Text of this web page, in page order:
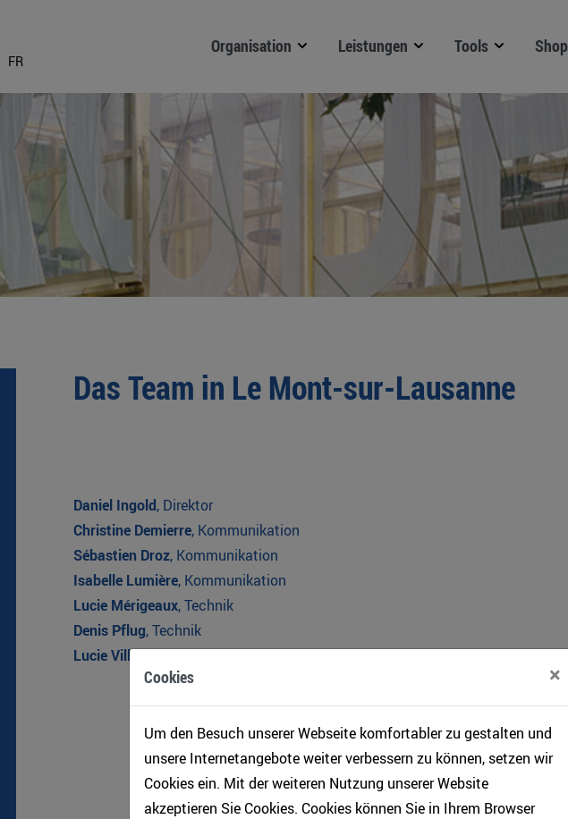
Cookies ×
Um den Besuch unserer Webseite komfortabler zu gestalten und
unsere Internetangebote weiter verbessern zu können, setzen wir
Cookies ein. Mit der weiteren Nutzung unserer Website
akzeptieren Sie Cookies. Cookies können Sie in Ihrem Browser
FR
Organisation Leistungen Tools Shop
Das Team in Le Mont-sur-Lausanne
Daniel Ingold, Direktor
Christine Demierre, Kommunikation
Sébastien Droz, Kommunikation
Isabelle Lumière, Kommunikation
Lucie Mérigeaux, Technik
Denis Pflug, Technik
Lucie Villena, Sekretariat/Buchhaltung